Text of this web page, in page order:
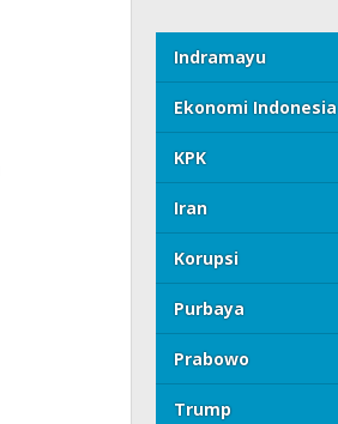
Indramayu
Ekonomi Indonesia
KPK
Iran
Korupsi
Purbaya
Prabowo
Trump